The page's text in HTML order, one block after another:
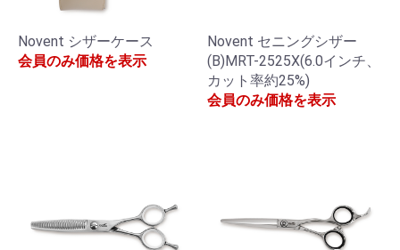
Novent シザーケース
会員のみ価格を表示
Novent セニングシザー
(B)MRT-2525X(6.0インチ、
カット率約25%)
会員のみ価格を表示